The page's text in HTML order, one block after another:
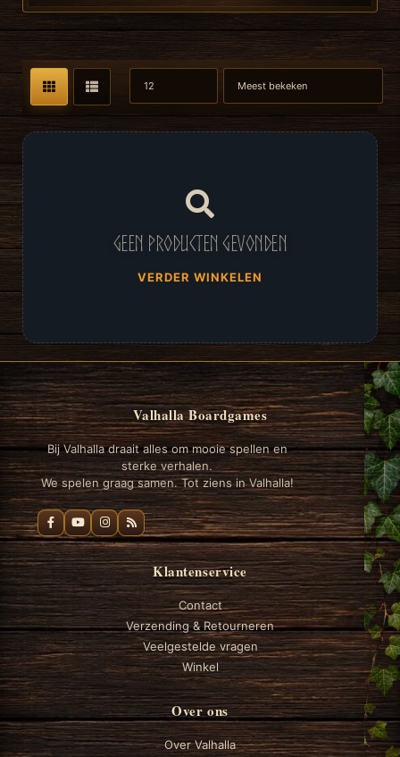
Geen producten gevonden
VERDER WINKELEN
Valhalla Boardgames
Bij Valhalla draait alles om mooie spellen en
sterke verhalen.
We spelen graag samen. Tot ziens in Valhalla!
Klantenservice
Contact
Verzending & Retourneren
Veelgestelde vragen
Winkel
Over ons
Over Valhalla